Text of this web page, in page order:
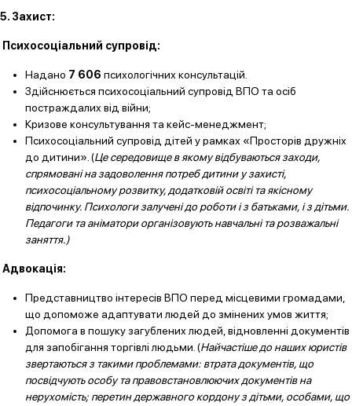
5. Захист:
Психосоціальний супровід:
Надано 7 606 психологічних консультацій.
Здійснюється психосоціальний супровід ВПО та осіб
постраждалих від війни;
Кризове консультування та кейс-менеджмент;
Психосоціальний супровід дітей у рамках «Просторів дружніх
до дитини». (Це середовищев якому відбуваються заходи,
спрямовані на задоволення потреб дитини у захисті,
психосоціальному розвитку, додатковій освіті та якісному
відпочинку. Психологи залучені до роботи і з батьками, і з дітьми.
Педагоги та аніматори організовують навчальні та розважальні
заняття.)
Адвокація:
Представництво інтересів ВПО перед місцевими громадами,
що допоможе адаптувати людей до змінених умов життя;
Допомога в пошуку загублених людей, відновленні документів
для запобігання торгівлі людьми. (Найчастіше до наших юристів
звертаються з такими проблемами: втрата документів, що
посвідчують особу та правовстановлюючих документів на
нерухомість; перетин державного кордону з дітьми, особами, що